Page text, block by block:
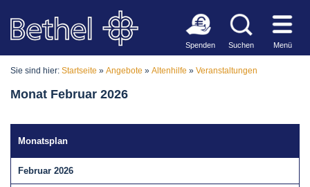
Spenden Suchen Menü
Sie sind hier: Startseite » Angebote » Altenhilfe » Veranstaltungen
Monat Februar 2026
Monatsplan
Februar 2026